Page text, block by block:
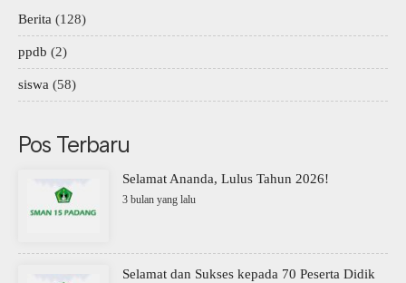
Berita (128)
ppdb (2)
siswa (58)
Pos Terbaru
Selamat Ananda, Lulus Tahun 2026!
3 bulan yang lalu
Selamat dan Sukses kepada 70 Peserta Didik